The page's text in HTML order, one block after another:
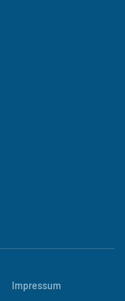
Impressum